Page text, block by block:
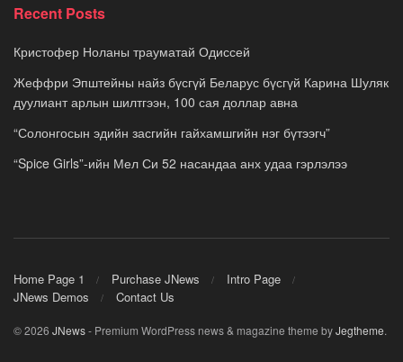
Recent Posts
Кристофер Ноланы трауматай Одиссей
Жеффри Эпштейны найз бүсгүй Беларус бүсгүй Карина Шуляк
дуулиант арлын шилтгээн, 100 сая доллар авна
“Солонгосын эдийн засгийн гайхамшгийн нэг бүтээгч”
“Spice Girls”-ийн Мел Си 52 насандаа анх удаа гэрлэлээ
Home Page 1 Purchase JNews
Intro Page
JNews Demos
Contact Us
© 2026 JNews- Premium WordPress news & magazine theme byJegtheme.